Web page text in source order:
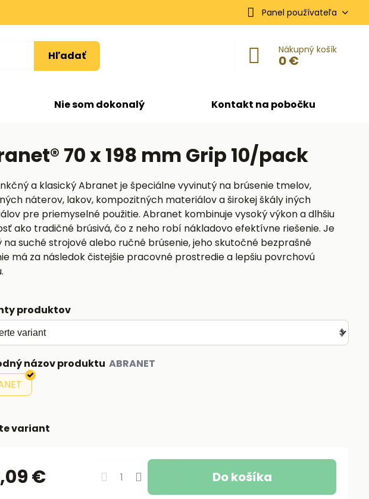
Panel používateľa
Hľadať Nákupný košík
0 €
Nie som dokonalý Kontakt na pobočku
70 x 198 mm Grip 10/pack
a klasický Abranet je špeciálne vyvinutý na brúsenie tmelov,
náterov, lakov, kompozitných materiálov a širokej škály iných
pre priemyselné použitie. Abranet kombinuje vysoký výkon a dlhšiu
ako tradičné brúsivá, čo z neho robí nákladovo efektívne riešenie. Je
na suché strojové alebo ručné brúsenie, jeho skutočné bezprašné
má za následok čistejšie pracovné prostredie a lepšiu povrchovú
produktov
názov produktu
variant
€ Do košíka